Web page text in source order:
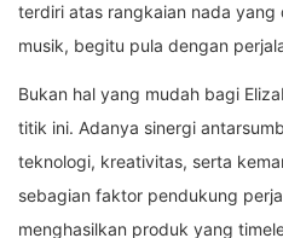
terdiri atas rangkaian nada
musik, begitu pula dengan
Bukan hal yang mudah bagi
titik ini. Adanya sinergi
teknologi, kreativitas, serta
sebagian faktor pendukung
menghasilkan produk yang